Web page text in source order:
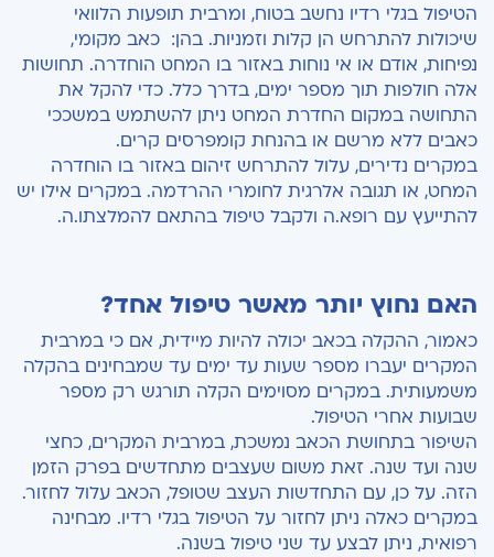
הטיפול בגלי רדיו נחשב בטוח, ומרבית תופעות הלוואי
שיכולות להתרחש הן קלות וזמניות. בהן: כאב מקומי,
נפיחות, אודם או אי נוחות באזור בו המחט הוחדרה. תחושות
אלה חולפות תוך מספר ימים, בדרך כלל. כדי להקל את
התחושה במקום החדרת המחט ניתן להשתמש במשככי
כאבים ללא מרשם או בהנחת קומפרסים קרים.
במקרים נדירים, עלול להתרחש זיהום באזור בו הוחדרה
המחט, או תגובה אלרגית לחומרי ההרדמה. במקרים אילו יש
להתייעץ עם רופא.ה ולקבל טיפול בהתאם להמלצתו.ה.
האם נחוץ יותר מאשר טיפול אחד?
כאמור, ההקלה בכאב יכולה להיות מיידית, אם כי במרבית
המקרים יעברו מספר שעות עד ימים עד שמבחינים בהקלה
משמעותית. במקרים מסוימים הקלה תורגש רק מספר
שבועות אחרי הטיפול.
השיפור בתחושת הכאב נמשכת, במרבית המקרים, כחצי
שנה ועד שנה. זאת משום שעצבים מתחדשים בפרק הזמן
הזה. על כן, עם התחדשות העצב שטופל, הכאב עלול לחזור.
במקרים כאלה ניתן לחזור על הטיפול בגלי רדיו. מבחינה
רפואית, ניתן לבצע עד שני טיפול בשנה.